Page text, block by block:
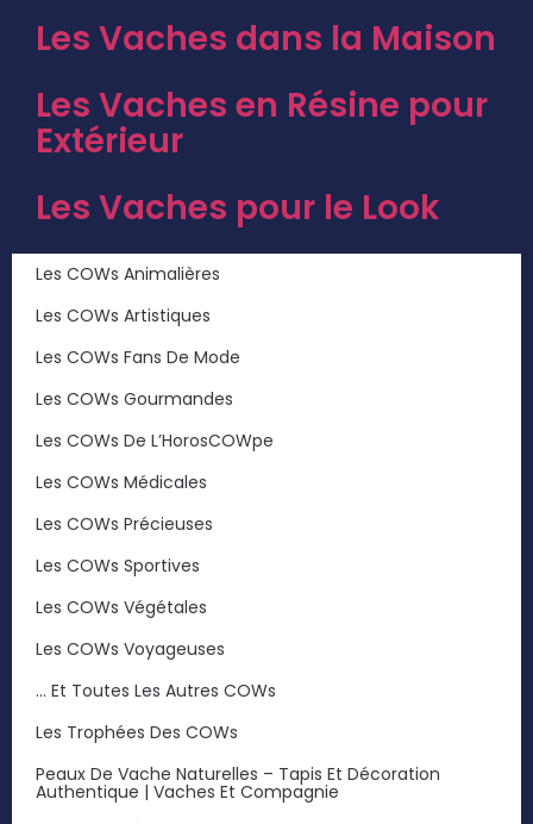
Les Vaches dans la Maison
Les Vaches en Résine pour
Extérieur
Les Vaches pour le Look
Les COWs Animalières
Les COWs Artistiques
Les COWs Fans De Mode
Les COWs Gourmandes
Les COWs De L’HorosCOWpe
Les COWs Médicales
Les COWs Précieuses
Les COWs Sportives
Les COWs Végétales
Les COWs Voyageuses
… Et Toutes Les Autres COWs
Les Trophées Des COWs
Peaux De Vache Naturelles – Tapis Et Décoration
Authentique | Vaches Et Compagnie